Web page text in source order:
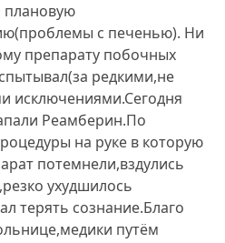
плановую
с печенью). Ни
препарату побочных
редкими,не
исключениями.Сегодня
Реамберин.По
на руке в которую
потемнели,вздулись
ухудшилось
терять сознание.Благо
путём